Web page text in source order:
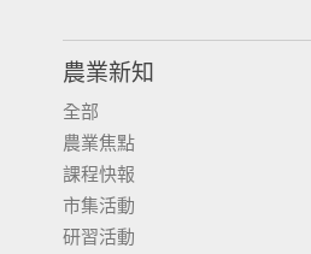
農業新知
全部
農業焦點
課程快報
市集活動
研習活動